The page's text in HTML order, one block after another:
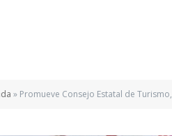
» Promueve Consejo Estatal de